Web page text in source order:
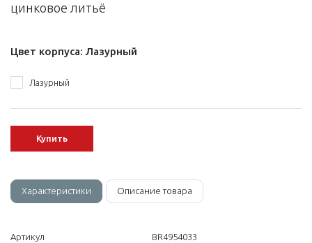
цинковое литьё
Цвет корпуса:Лазурный
Лазурный
Купить
Характеристики Описание товара
Артикул BR4954033